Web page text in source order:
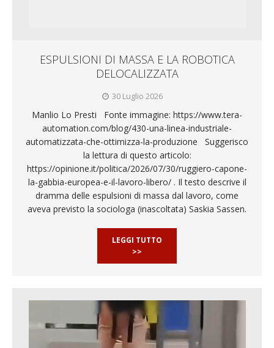
ESPULSIONI DI MASSA E LA ROBOTICA
DELOCALIZZATA
30 Luglio 2026
Manlio Lo Presti Fonte immagine: https://www.tera-
automation.com/blog/430-una-linea-industriale-
automatizzata-che-ottimizza-la-produzione Suggerisco
la lettura di questo articolo:
https://opinione.it/politica/2026/07/30/ruggiero-capone-
la-gabbia-europea-e-il-lavoro-libero/ . Il testo descrive il
dramma delle espulsioni di massa dal lavoro, come
aveva previsto la sociologa (inascoltata) Saskia Sassen.
LEGGI TUTTO
>>